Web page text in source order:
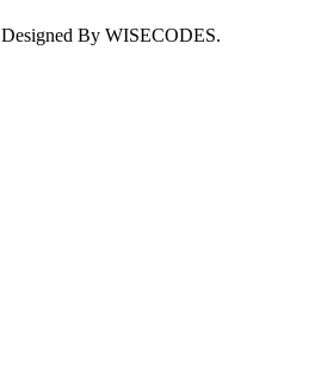
Designed By WISECODES.